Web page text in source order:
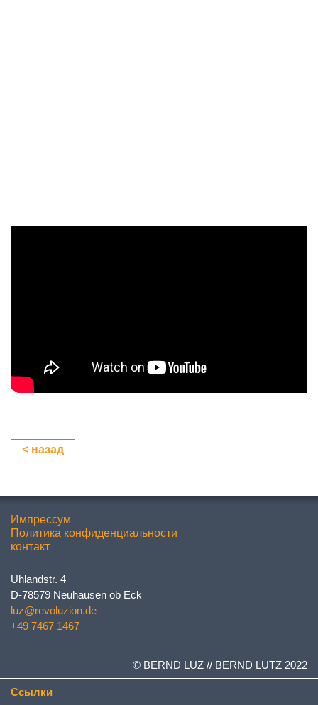
< назад
Импрессум
Политика конфиденциальности
контакт
Uhlandstr. 4
D-78579 Neuhausen ob Eck
luz@revoluzion.de
+49 7467 1467
© BERND LUZ // BERND LUTZ 2022
Ссылки